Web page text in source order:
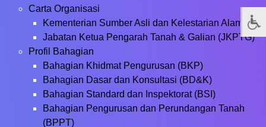
Carta Organisasi
Kementerian Sumber Asli dan Kelestarian Alam
Jabatan Ketua Pengarah Tanah & Galian (JKPTG)
Profil Bahagian
Bahagian Khidmat Pengurusan (BKP)
Bahagian Dasar dan Konsultasi (BD&K)
Bahagian Standard dan Inspektorat (BSI)
Bahagian Pengurusan dan Perundangan Tanah
(BPPT)